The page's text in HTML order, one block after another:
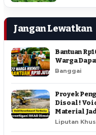
Jangan Lewatkan
Bantuan
Warga
Banggai
Proyek
Disoal !
Material
Liputan